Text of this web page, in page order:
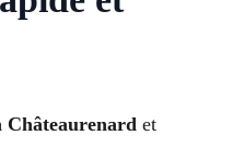
Châteaurenard et